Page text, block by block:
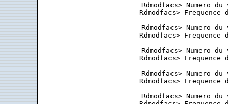
Rdmodfacs> Numero
Rdmodfacs>
Rdmodfacs> Numero
Rdmodfacs>
Rdmodfacs> Numero
Rdmodfacs>
Rdmodfacs> Numero
Rdmodfacs>
Rdmodfacs> Numero